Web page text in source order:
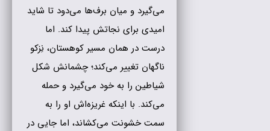
می‌گیرد و میان برف‌ها می‌دود تا شاید
امیدی برای نجاتش پیدا کند. اما
درست در همان مسیر کوهستان، نِزکو
ناگهان تغییر می‌کند؛ چشمانش شکل
شیاطین را به خود می‌گیرد و حمله
می‌کند. با اینکه غریزه‌اش او را به
سمت خشونت می‌کشاند، اما جایی در